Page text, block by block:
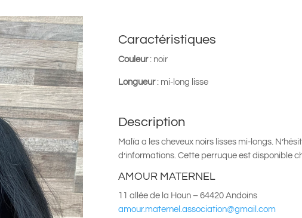
Caractéristiques
Couleur: noir
Longueur: mi-long lisse
Description
Malïa a les cheveux noirs lisses mi-longs.
d’informations.Cette perruque est disponible
AMOUR MATERNEL
11 allée de la Houn – 64420 Andoins
amour.maternel.association@gmail.com